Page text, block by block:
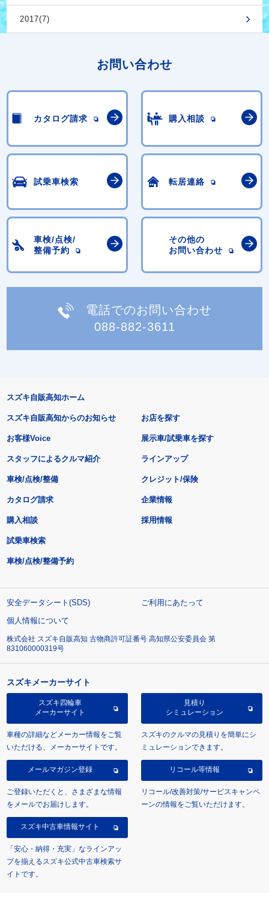
2017(7)
お問い合わせ
カタログ請求 購入相談
試乗車検索 転居連絡
車検/点検/
整備予約
その他の
お問い合わせ
電話でのお問い合わせ
088-882-3611
スズキ自販高知ホーム
スズキ自販高知からのお知らせ
お客様Voice
スタッフによるクルマ紹介
お店を探す
展示車/試乗車を探す
ラインアップ
車検/点検/整備 クレジット/保険
カタログ請求
購入相談
試乗車検索
車検/点検/整備予約
企業情報
採用情報
安全データシート(SDS)
ご利用にあたって
個人情報について
株式会社 スズキ自販高知 古物商許可証番号 高知県公安委員会 第
831060000319号
スズキメーカーサイト
スズキ四輪車
メーカーサイト
車種の詳細などメーカー情報をご覧
いただける、メーカーサイトです。
見積り
シミュレーション
スズキのクルマの見積りを簡単にシ
ミュレーションできます。
メールマガジン登録
ご登録いただくと、さまざまな情報
をメールでお届けします。
リコール等情報
リコール/改善対策/サービスキャンペ
ーンの情報をご覧いただけます。
スズキ中古車情報サイト
「安心・納得・充実」なラインアッ
プを揃えるスズキ公式中古車検索サ
イトです。